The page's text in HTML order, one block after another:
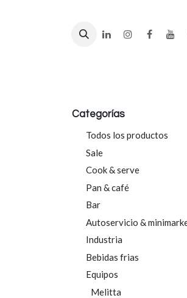
Categorías
Todos los productos
Sale
Cook & serve
Pan & café
Bar
Autoservicio &
Industria
Bebidas frias
Equipos
Melitta